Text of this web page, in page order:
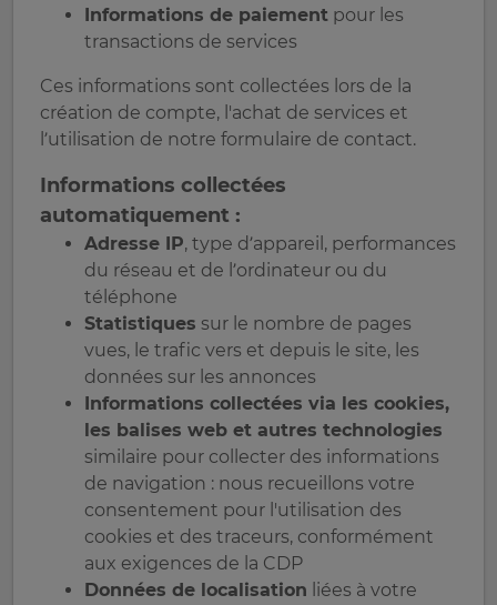
Informations de paiement pour les
transactions de services
Ces informations sont collectées lors de la
création de compte, l'achat de services et
l’utilisation de notre formulaire de contact.
Informations collectées
automatiquement :
Adresse IP, type d’appareil, performances
du réseau et de l’ordinateur ou du
téléphone
Statistiques sur le nombre de pages
vues, le trafic vers et depuis le site, les
données sur les annonces
Informations collectées via les cookies,
les balises web et autres technologies
similaire pour collecter des informations
de navigation : nous recueillons votre
consentement pour l'utilisation des
cookies et des traceurs, conformément
aux exigences de la CDP
Données de localisation liées à votre